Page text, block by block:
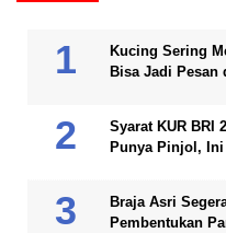
Kucing Sering
Bisa Jadi Pesan
Syarat KUR BRI
Punya Pinjol,
Braja Asri
Pembentukan